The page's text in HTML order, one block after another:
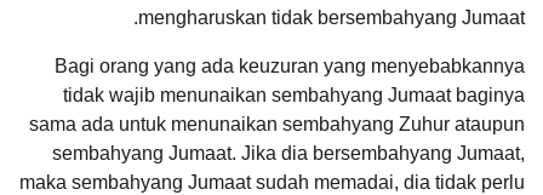
mengharuskan tidak bersembahyang Jumaat.
Bagi orang yang ada keuzuran yang menyebabkannya
tidak wajib menunaikan sembahyang Jumaat baginya
sama ada untuk menunaikan sembahyang Zuhur ataupun
sembahyang Jumaat. Jika dia bersembahyang Jumaat,
maka sembahyang Jumaat sudah memadai, dia tidak perlu